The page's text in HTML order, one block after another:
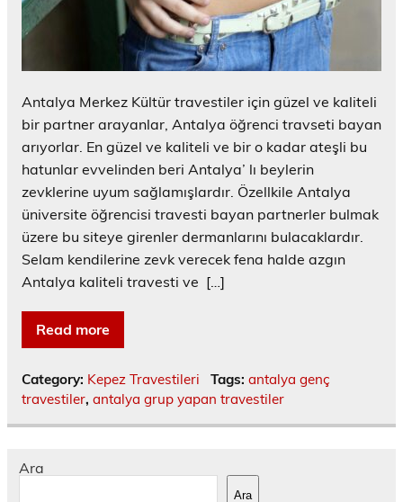
Antalya Merkez Kültür travestiler için güzel ve kaliteli
bir partner arayanlar, Antalya öğrenci travseti bayan
arıyorlar. En güzel ve kaliteli ve bir o kadar ateşli bu
hatunlar evvelinden beri Antalya’ lı beylerin
zevklerine uyum sağlamışlardır. Özellkile Antalya
üniversite öğrencisi travesti bayan partnerler bulmak
üzere bu siteye girenler dermanlarını bulacaklardır.
Selam kendilerine zevk verecek fena halde azgın
Antalya kaliteli travesti ve […]
Read more
Category: Kepez Travestileri Tags: antalya genç
travestiler, antalya grup yapan travestiler
Ara
Ara